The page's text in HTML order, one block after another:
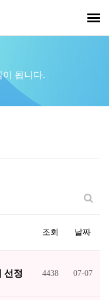
됩니다.
조회 날짜
선정
4438 07-07